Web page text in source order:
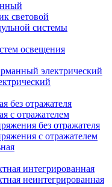
световой
системы
освещения
электрический
без отражателя
с отражателем
без отражателя
с отражателем
интегрированная
неинтегрированная